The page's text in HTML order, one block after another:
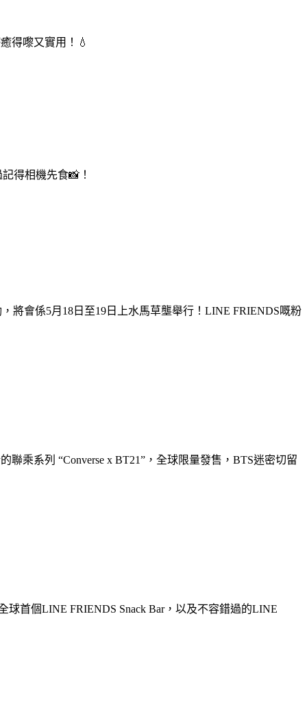
得嚟又實用！💧
得相機先食📸！
將會係5月18日至19日上水馬草壟舉行！LINE FRIENDS嘅粉
乘系列 “Converse x BT21”，全球限量發售，BTS迷密切留
首個LINE FRIENDS Snack Bar，以及不容錯過的LINE